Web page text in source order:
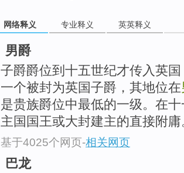
网络释义 专业释义 英英释义
男爵
子爵爵位到十五世纪才传入英
一个被封为英国子爵，其地位在
是贵族爵位中最低的一级。在
主国国王或大封建主的直接附庸
基于4025个网页-相关网页
巴龙